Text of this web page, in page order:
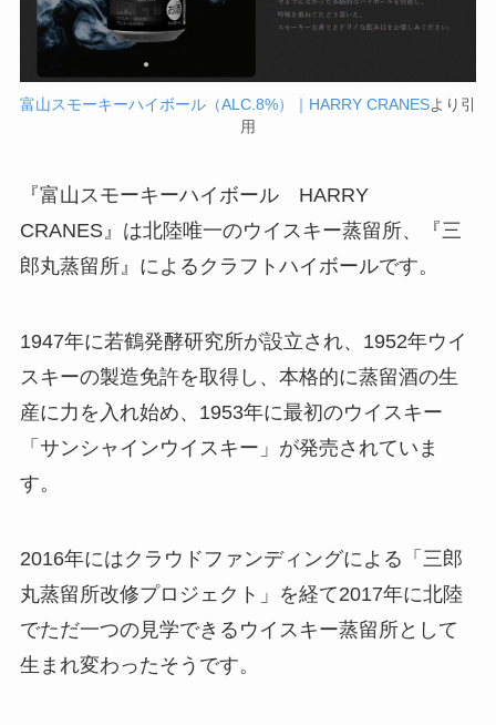
富山スモーキーハイボール（ALC.8%）｜HARRY CRANESより引
用
『富山スモーキーハイボール HARRY
CRANES』は北陸唯一のウイスキー蒸留所、『三
郎丸蒸留所』によるクラフトハイボールです。
1947年に若鶴発酵研究所が設立され、1952年ウイ
スキーの製造免許を取得し、本格的に蒸留酒の生
産に力を入れ始め、1953年に最初のウイスキー
「サンシャインウイスキー」が発売されていま
す。
2016年にはクラウドファンディングによる「三郎
丸蒸留所改修プロジェクト」を経て2017年に北陸
でただ一つの見学できるウイスキー蒸留所として
生まれ変わったそうです。